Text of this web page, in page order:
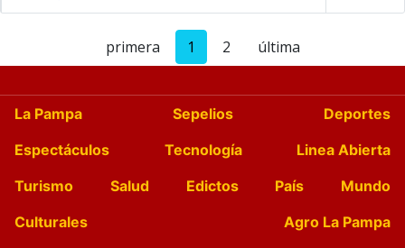
primera 1 2 última
La Pampa Sepelios
Deportes
Espectáculos
Tecnología
Linea Abierta
Turismo
Salud Edictos País
Mundo
Culturales
Agro La Pampa